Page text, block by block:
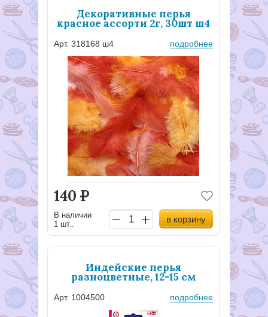
Декоративные перья
красное ассорти 2г, 30шт ш4
Арт. 318168 ш4 подробнее
140 Р
В наличии
1 шт..
в корзину
Индейские перья
разноцветные, 12-15 см
Арт. 1004500 подробнее